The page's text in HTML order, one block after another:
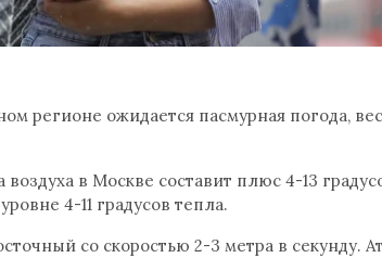
регионе ожидается пасмурная погода,
в Москве составит плюс 4-13
4-11 градусов тепла.
со скоростью 2-3 метра в секунду.